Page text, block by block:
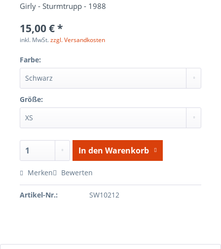
Girly - Sturmtrupp - 1988
15,00 € *
inkl. MwSt.zzgl. Versandkosten
Farbe:
Größe:
In den Warenkorb
Merken Bewerten
Artikel-Nr.: SW10212